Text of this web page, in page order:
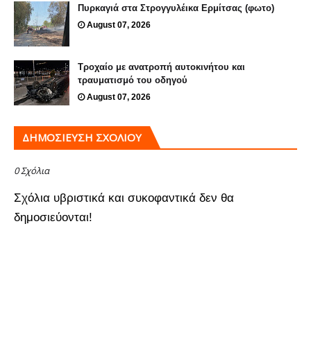
Πυρκαγιά στα Στρογγυλέικα Ερμίτσας (φωτο)
August 07, 2026
Τροχαίο με ανατροπή αυτοκινήτου και
τραυματισμό του οδηγού
August 07, 2026
ΔΗΜΟΣΊΕΥΣΗ ΣΧΟΛΊΟΥ
0 Σχόλια
Σχόλια υβριστικά και συκοφαντικά δεν θα
δημοσιεύονται!